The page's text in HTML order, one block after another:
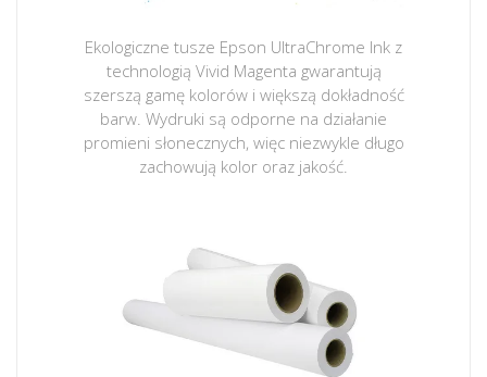
Ekologiczne tusze Epson UltraChrome Ink z
technologią Vivid Magenta gwarantują
szerszą gamę kolorów i większą dokładność
barw. Wydruki są odporne na działanie
promieni słonecznych, więc niezwykle długo
zachowują kolor oraz jakość.